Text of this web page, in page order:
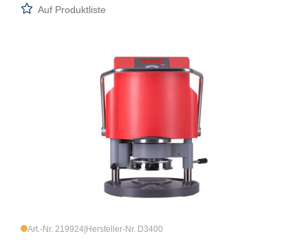
Auf Produktliste
Art.-Nr. 219924 Hersteller-Nr. D3400